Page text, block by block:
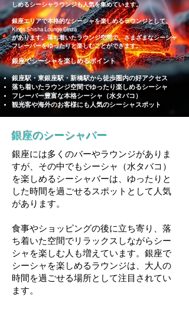
しめるシーシャラウンジも人気を集めています。
銀座エリアで本格的なシーシャを楽しめるラウンジとして、
Kings Shisha Lounge Ginza
があります。落ち着いたラウンジ空間で、さまざまなシーシャ
フレーバーをゆったりと楽しむことができます。
銀座でシーシャを楽しめるポイント
銀座駅・東銀座駅・新橋駅から徒歩圏内の好アクセス
落ち着いたラウンジ空間でゆったり楽しめるシーシャ
フレーバー豊富な本格シーシャ（水タバコ）
観光客や海外のお客様にも人気のシーシャスポット
銀座のシーシャバー
銀座には多くのバーやラウンジがありま
すが、その中でもシーシャ（水タバコ）
を楽しめるシーシャバーは、ゆったりと
した時間を過ごせるスポットとして人気
があります。
食事やショッピングの後に立ち寄り、落
ち着いた空間でリラックスしながらシー
シャを楽しむ人も増えています。銀座で
シーシャを楽しめるラウンジは、大人の
時間を過ごせる場所として注目されてい
ます。